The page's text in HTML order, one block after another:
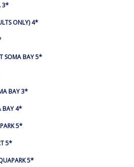
3*
ONLY) 4*
SOMA BAY 5*
BAY 3*
BAY 4*
5*
5*
5*